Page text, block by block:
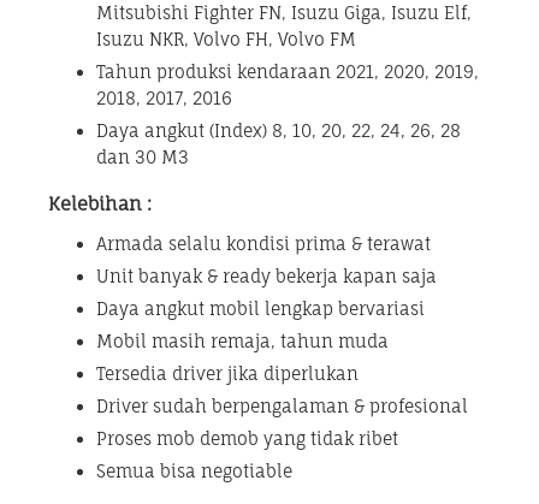
Mitsubishi Fighter FN, Isuzu Giga, Isuzu Elf,
Isuzu NKR, Volvo FH, Volvo FM
Tahun produksi kendaraan 2021, 2020, 2019,
2018, 2017, 2016
Daya angkut (Index) 8, 10, 20, 22, 24, 26, 28
dan 30 M3
Kelebihan :
Armada selalu kondisi prima & terawat
Unit banyak & ready bekerja kapan saja
Daya angkut mobil lengkap bervariasi
Mobil masih remaja, tahun muda
Tersedia driver jika diperlukan
Driver sudah berpengalaman & profesional
Proses mob demob yang tidak ribet
Semua bisa negotiable